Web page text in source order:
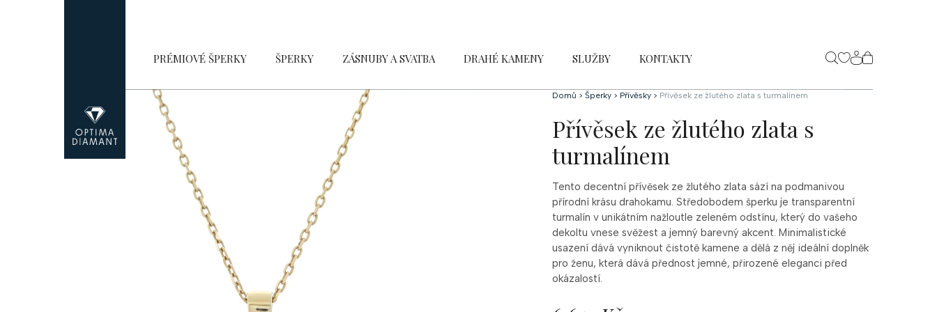
PRÉMIOVÉ ŠPERKY ŠPERKY ZÁSNUBY A SVATBA DRAHÉ KAMENY SLUŽBY KONTAKTY
NÁKUPNÍ
KOŠÍK
Domů > Šperky > Přívěsky > Přívěsek ze žlutého zlata s turmalínem
Přívěsek ze žlutého zlata s
turmalínem
Tento decentní přívěsek ze žlutého zlata sází na podmanivou
přírodní krásu drahokamu. Středobodem šperku je transparentní
turmalín v unikátním nažloutle zeleném odstínu, který do vašeho
dekoltu vnese svěžest a jemný barevný akcent. Minimalistické
usazení dává vyniknout čistotě kamene a dělá z něj ideální doplněk
pro ženu, která dává přednost jemné, přirozené eleganci před
okázalostí.